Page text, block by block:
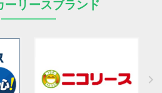
ーリースブランド